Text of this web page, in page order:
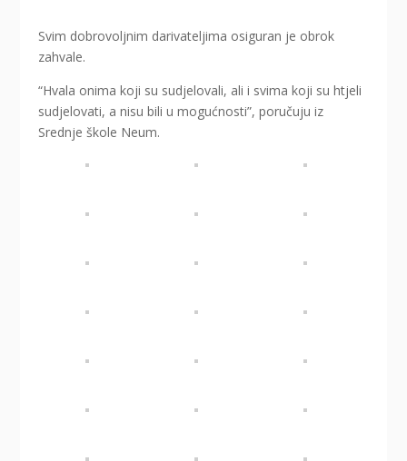
Svim dobrovoljnim darivateljima osiguran je obrok
zahvale.
“Hvala onima koji su sudjelovali, ali i svima koji su htjeli
sudjelovati, a nisu bili u mogućnosti”, poručuju iz
Srednje škole Neum.